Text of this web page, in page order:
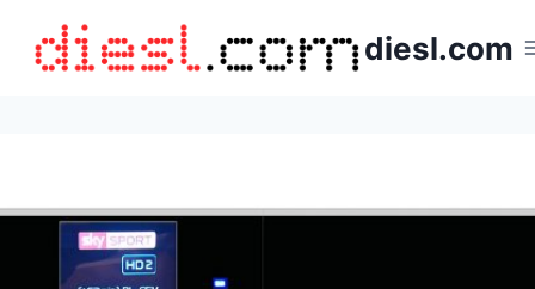
contenido
diesl.com